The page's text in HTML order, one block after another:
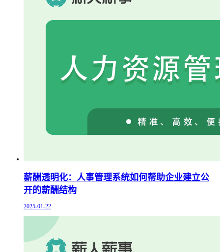
薪酬透明化：人事管理系统如何帮助企业建立公
开的薪酬结构
2025-01-22